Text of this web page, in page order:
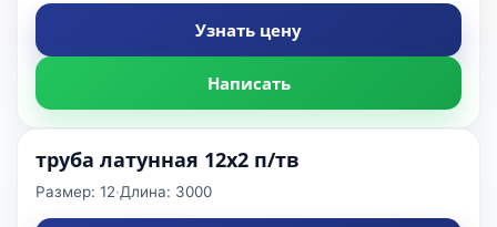
Узнать цену
Написать
труба латунная 12x2 п/тв
Размер: 12·Длина: 3000